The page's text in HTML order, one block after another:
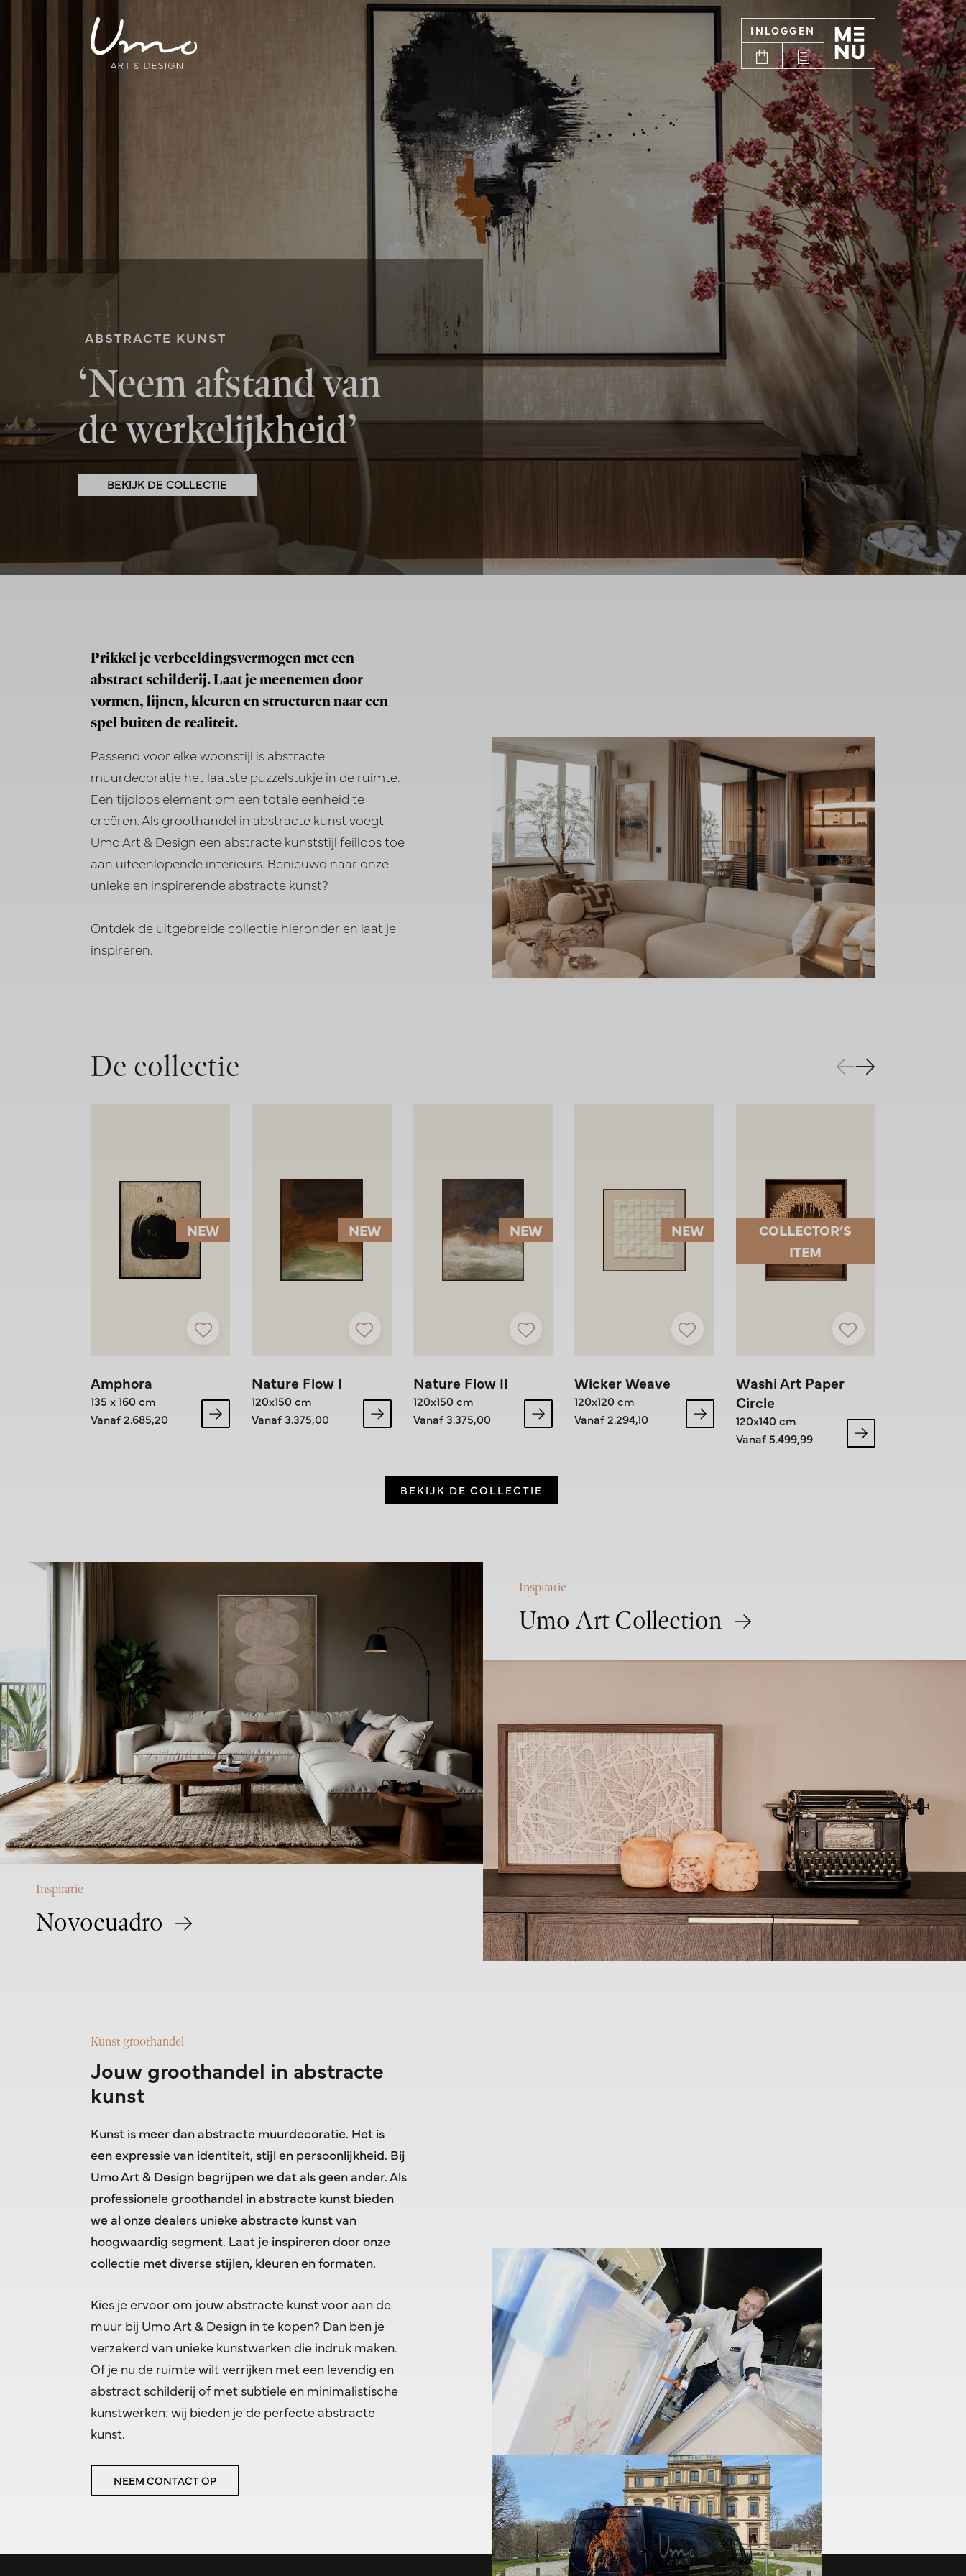
INLOGGEN
ABSTRACTE KUNST
‘Neem afstand van
de werkelijkheid’
BEKIJK DE COLLECTIE
Prikkel je verbeeldingsvermogen met een
abstract schilderij. Laat je meenemen door
vormen, lijnen, kleuren en structuren naar een
spel buiten de realiteit.
Passend voor elke woonstijl is abstracte
muurdecoratie het laatste puzzelstukje in de ruimte.
Een tijdloos element om een totale eenheid te
creëren. Als groothandel in abstracte kunst voegt
Umo Art & Design een abstracte kunststijl feilloos toe
aan uiteenlopende interieurs. Benieuwd naar onze
unieke en inspirerende abstracte kunst?
Ontdek de uitgebreide collectie hieronder en laat je
inspireren.
De collectie
NEW
Amphora
135 x 160 cm
Vanaf 2.685,20
NEW
Nature Flow I
120x150 cm
Vanaf 3.375,00
NEW
Nature Flow II
120x150 cm
Vanaf 3.375,00
NEW
Wicker Weave
120x120 cm
Vanaf 2.294,10
COLLECTOR’S
ITEM
Washi Art Paper
Circle
120x140 cm
Vanaf 5.499,99
BEKIJK DE COLLECTIE
Inspiratie
Novocuadro
Inspiratie
Umo Art Collection
Kunst groothandel
Jouw groothandel in abstracte
kunst
Kunst is meer dan abstracte muurdecoratie. Het is
een expressie van identiteit, stijl en persoonlijkheid. Bij
Umo Art & Design begrijpen we dat als geen ander. Als
professionele groothandel in abstracte kunst bieden
we al onze dealers unieke abstracte kunst van
hoogwaardig segment. Laat je inspireren door onze
collectie met diverse stijlen, kleuren en formaten.
Kies je ervoor om jouw abstracte kunst voor aan de
muur bij Umo Art & Design in te kopen? Dan ben je
verzekerd van unieke kunstwerken die indruk maken.
Of je nu de ruimte wilt verrijken met een levendig en
abstract schilderij of met subtiele en minimalistische
kunstwerken: wij bieden je de perfecte abstracte
kunst.
NEEM CONTACT OP